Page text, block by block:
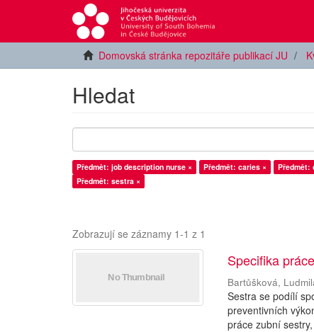
Domovská stránka repozitáře publikací JU
Hledat
Předmět: job description nurse × Předmět: caries × Předmět:
Předmět: sestra ×
Zobrazují se záznamy 1-1 z 1
Specifika
Bartůšková,
Sestra se podílí
preventivních
práce zubní